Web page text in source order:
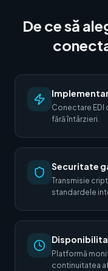
De ce să
Conectare EDI
fără întârzieri.
Securitate
Transmisie
standardele
Platformă
continuitatea